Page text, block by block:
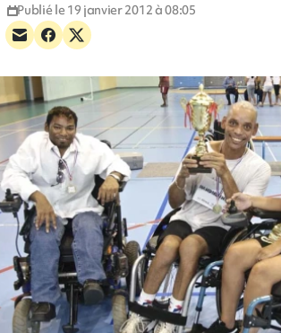
Publié le 19 janvier 2012 à 08:05